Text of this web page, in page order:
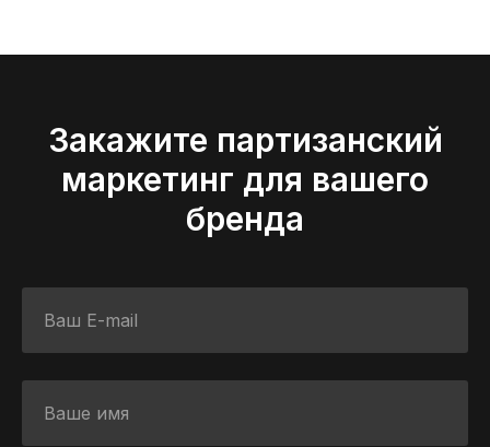
Закажите партизанский
маркетинг для вашего
бренда